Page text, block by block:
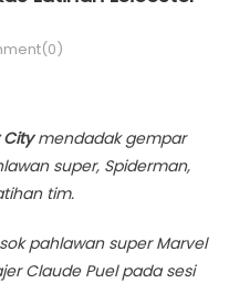
Citymendadak gempar
super, Spiderman,
tim.
pahlawan super Marvel
Claude Puel pada sesi